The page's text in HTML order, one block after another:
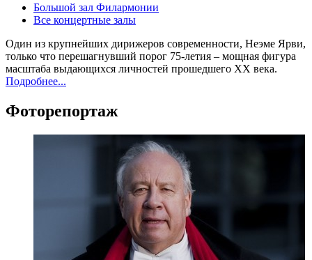
Большой зал Филармонии
Все концертные залы
Один из крупнейших дирижеров современности, Неэме Ярви,
только что перешагнувший порог 75-летия – мощная фигура
масштаба выдающихся личностей прошедшего ХХ века.
Подробнее...
Фоторепортаж